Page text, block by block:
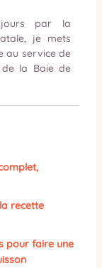
par la
je mets
au service de
la Baie de
recette
pour faire une